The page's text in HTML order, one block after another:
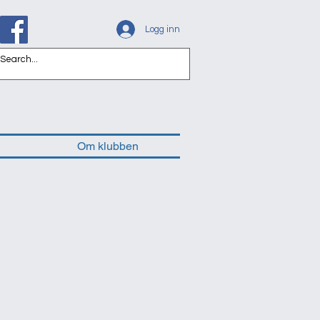
Logg inn
Om klubben